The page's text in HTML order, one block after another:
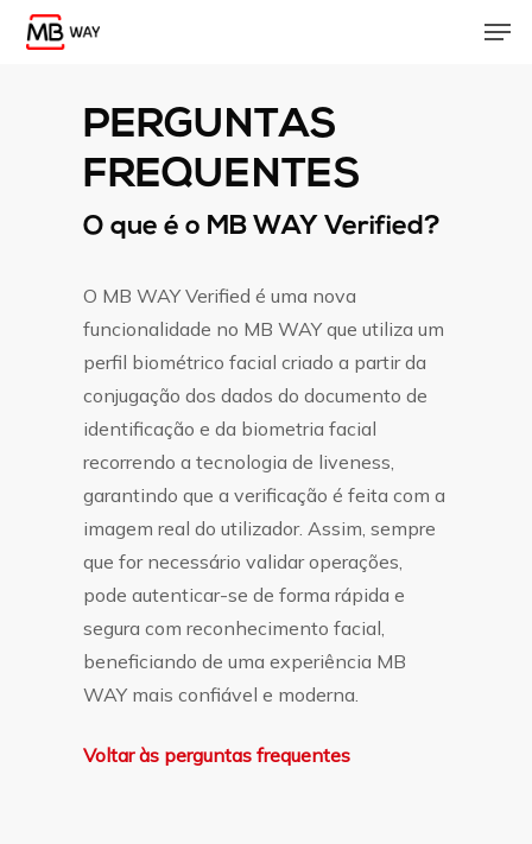
Skip
PERGUNTAS
FREQUENTES
O que é o MB WAY Verified?
O MB WAY Verified é uma nova
funcionalidade no MB WAY que utiliza um
perfil biométrico facial criado a partir da
conjugação dos dados do documento de
identificação e da biometria facial
recorrendo a tecnologia de liveness,
garantindo que a verificação é feita com a
imagem real do utilizador. Assim, sempre
que for necessário validar operações,
pode autenticar-se de forma rápida e
segura com reconhecimento facial,
beneficiando de uma experiência MB
WAY mais confiável e moderna.
Voltar às perguntas frequentes